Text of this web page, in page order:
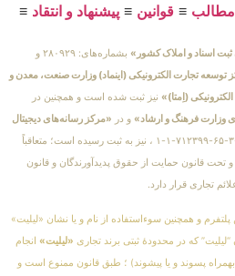
≡ قوانین ≡ پیشنهاد و انتقاد ≡
اسناد و املاک کشور»
بشماره‌های: ۲۸۰۹۲۹ و
توسعه تجارت الکترونیکی (اینماد) وزارت صنعت، معدن و
(اِمتا)» نیز ثبت شده است و همچنین در
وزارت فرهنگ و ارشاد» و در «مرکز رسانه‌های دیجیتال
بشماره شامَد: ۱-۳-۶۵-۷۱۲۳۹۹-۱-۱ ، نیز به ثبت رسیده است؛ متعاقباً
قانون حمایت از حقوق پدیدآورندگان و قانون
تجاری قرار دارد.
پلتفرم و همچنین سوءاستفاده از نام و یا نشان «لیلیت»
که در محدودهٔ ثبتی برند تجاری «لیلیت» انجام
پسوند و یا پیشوند) ؛ طبق قانون ممنوع است و